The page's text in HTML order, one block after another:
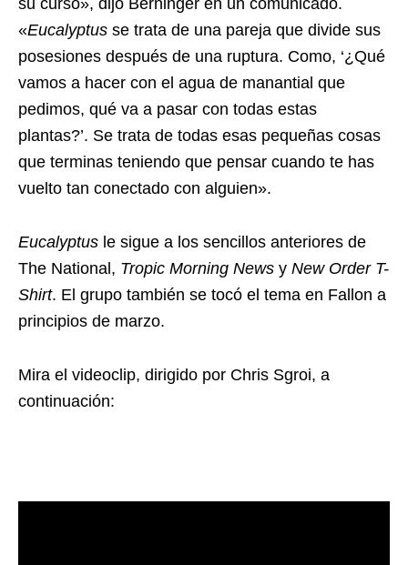
su curso», dijo Berninger en un comunicado.
«Eucalyptus se trata de una pareja que divide sus
posesiones después de una ruptura. Como, ‘¿Qué
vamos a hacer con el agua de manantial que
pedimos, qué va a pasar con todas estas
plantas?’. Se trata de todas esas pequeñas cosas
que terminas teniendo que pensar cuando te has
vuelto tan conectado con alguien».
Eucalyptus le sigue a los sencillos anteriores de
The National, Tropic Morning News y New Order T-
Shirt. El grupo también se tocó el tema en Fallon a
principios de marzo.
Mira el videoclip, dirigido por Chris Sgroi, a
continuación: